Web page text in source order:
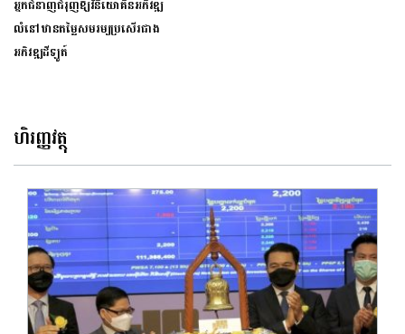
អ្នកជំនាញជំរុញឱ្យវិនិយោគិនអភិវឌ្ឍ
លំនៅឋានតម្លៃសមរម្យប្រសើរជាង
អភិវឌ្ឍដីឡូត៍
ហិរញ្ញវត្ថុ